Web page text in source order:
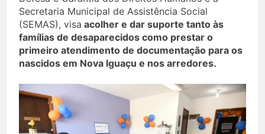
Secretaria Municipal de Assistência Social
(SEMAS), visa acolher e dar suporte tanto às
famílias de desaparecidos como prestar o
primeiro atendimento de documentação para os
nascidos em Nova Iguaçu e nos arredores.